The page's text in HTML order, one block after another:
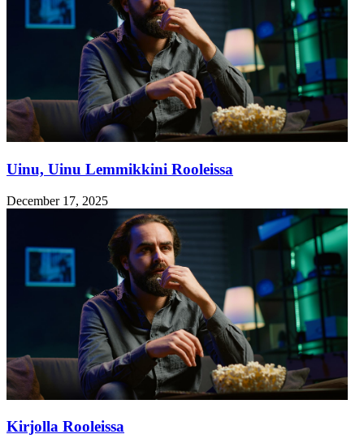
Uinu, Uinu Lemmikkini Rooleissa
December 17, 2025
Kirjolla Rooleissa